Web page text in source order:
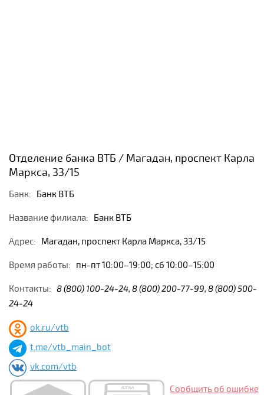
Отделение банка ВТБ / Магадан, проспект Карла
Маркса, 33/15
Банк: Банк ВТБ
Название филиала: Банк ВТБ
Адрес: Магадан, проспект Карла Маркса, 33/15
Время работы: пн-пт 10:00–19:00; сб 10:00–15:00
Контакты: 8 (800) 100-24-24, 8 (800) 200-77-99, 8 (800) 500-
24-24
ok.ru/vtb
t.me/vtb_main_bot
vk.com/vtb
Сообщить об ошибке